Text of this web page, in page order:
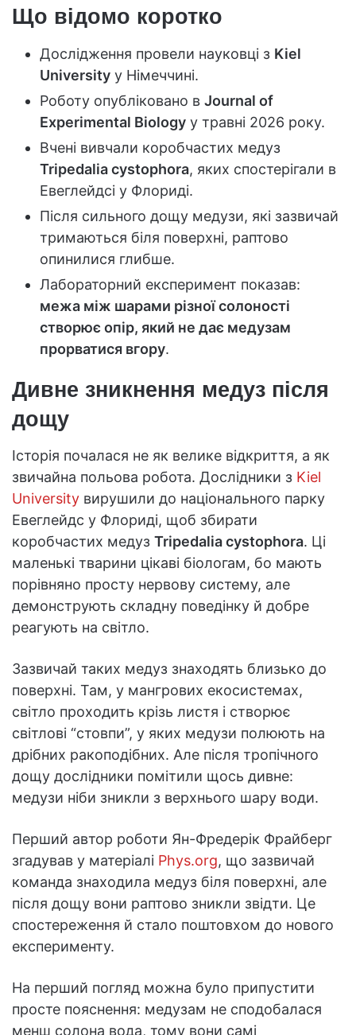
Що відомо коротко
Дослідження провели науковці з Kiel
University у Німеччині.
Роботу опубліковано в Journal of
Experimental Biology у травні 2026 року.
Вчені вивчали коробчастих медуз
Tripedalia cystophora, яких спостерігали в
Евеглейдсі у Флориді.
Після сильного дощу медузи, які зазвичай
тримаються біля поверхні, раптово
опинилися глибше.
Лабораторний експеримент показав:
межа між шарами різної солоності
створює опір, який не дає медузам
прорватися вгору.
Дивне зникнення медуз після
дощу
Історія почалася не як велике відкриття, а як
звичайна польова робота. Дослідники з Kiel
University вирушили до національного парку
Евеглейдс у Флориді, щоб збирати
коробчастих медуз Tripedalia cystophora. Ці
маленькі тварини цікаві біологам, бо мають
порівняно просту нервову систему, але
демонструють складну поведінку й добре
реагують на світло.
Зазвичай таких медуз знаходять близько до
поверхні. Там, у мангрових екосистемах,
світло проходить крізь листя і створює
світлові “стовпи”, у яких медузи полюють на
дрібних ракоподібних. Але після тропічного
дощу дослідники помітили щось дивне:
медузи ніби зникли з верхнього шару води.
Перший автор роботи Ян-Фредерік Фрайберг
згадував у матеріалі Phys.org, що зазвичай
команда знаходила медуз біля поверхні, але
після дощу вони раптово зникли звідти. Це
спостереження й стало поштовхом до нового
експерименту.
На перший погляд можна було припустити
просте пояснення: медузам не сподобалася
менш солона вода, тому вони самі